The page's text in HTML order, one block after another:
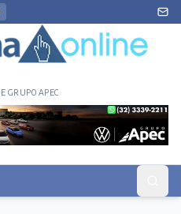
GRUPO APEC